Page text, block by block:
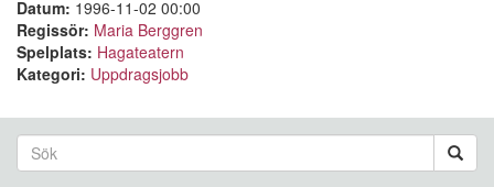
Datum: 1996-11-02 00:00
Regissör: Maria Berggren
Spelplats: Hagateatern
Kategori: Uppdragsjobb
Sökformulär